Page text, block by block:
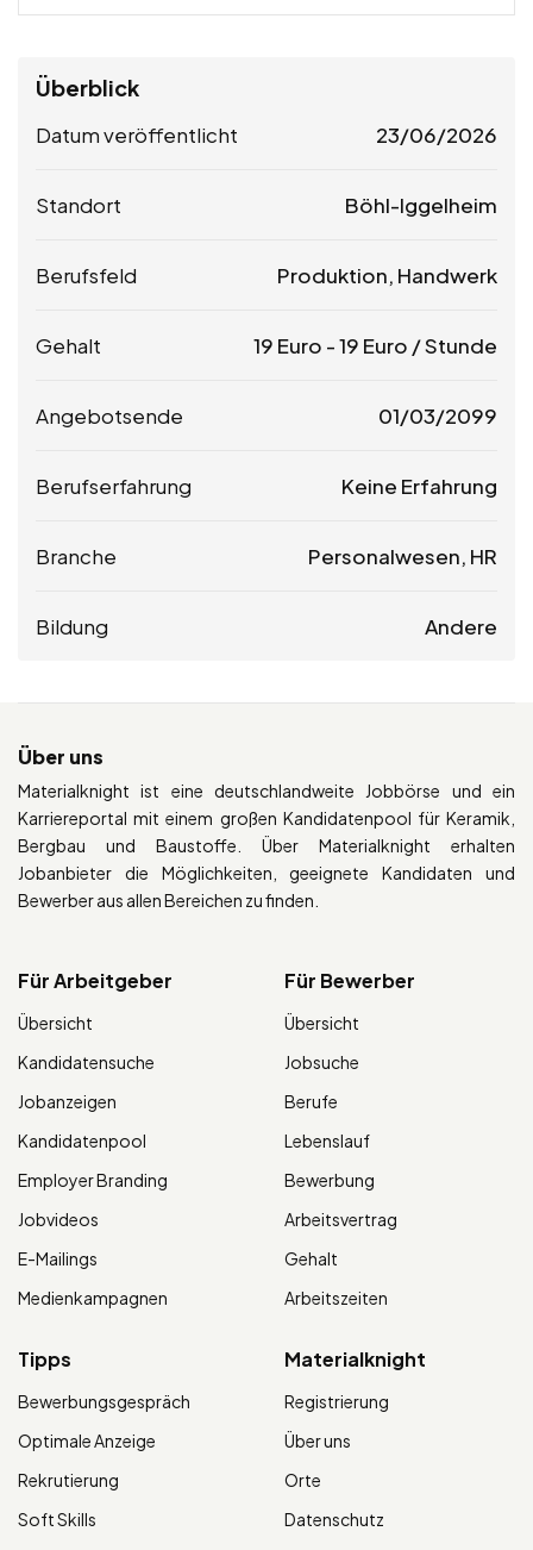
Überblick
Datum veröffentlicht 23/06/2026
Standort Böhl-Iggelheim
Berufsfeld Produktion, Handwerk
Gehalt 19 Euro -19 Euro / Stunde
Angebotsende 01/03/2099
Berufserfahrung Keine Erfahrung
Branche Personalwesen, HR
Bildung Andere
Über uns
Materialknight ist eine deutschlandweite Jobbörse und ein
Karriereportal mit einem großen Kandidatenpool für Keramik,
Bergbau und Baustoffe. Über Materialknight erhalten
Jobanbieter die Möglichkeiten, geeignete Kandidaten und
Bewerber aus allen Bereichen zu finden.
Für Arbeitgeber
Übersicht
Kandidatensuche
Jobanzeigen
Kandidatenpool
Employer Branding
Jobvideos
E-Mailings
Medienkampagnen
Für Bewerber
Übersicht
Jobsuche
Berufe
Lebenslauf
Bewerbung
Arbeitsvertrag
Gehalt
Arbeitszeiten
Tipps
Bewerbungsgespräch
Optimale Anzeige
Rekrutierung
Soft Skills
Materialknight
Registrierung
Über uns
Orte
Datenschutz